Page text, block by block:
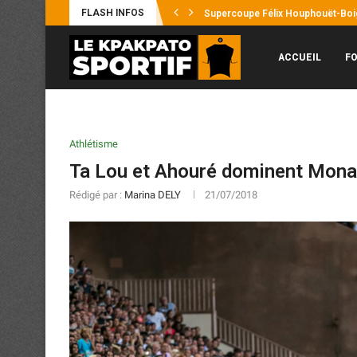
FLASH INFOS Supercoupe Félix Houphouët-
Mercato : Ousmane Diakité file en
CAN féminine 2026 : des
Sporting Club de Gagnoa : Yaya
ACCUEIL
Athlétisme
Ta Lou et Ahouré dominent
Rédigé par : Marina DELY 21/07/2018